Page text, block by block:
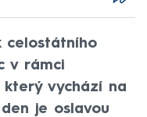
celostátního
v rámci
který vychází na
je oslavou